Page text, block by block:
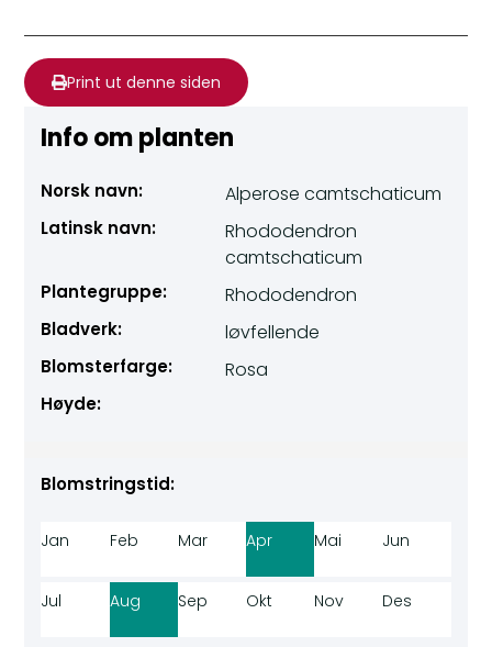
Print ut denne siden
Info om planten
Norsk navn: Alperose camtschaticum
Latinsk navn:
Rhododendron
camtschaticum
Plantegruppe: Rhododendron
Bladverk: løvfellende
Blomsterfarge: Rosa
Høyde:
Blomstringstid:
Jan Feb Mar Apr Mai Jun
Jul Aug Sep Okt Nov Des